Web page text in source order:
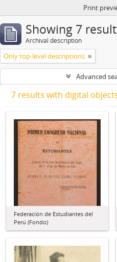
Print
Showing 7
Archival description
Only top-level descriptions
Advanced
7 results with digital
Federación de Estudiantes del
Perú (Fondo)